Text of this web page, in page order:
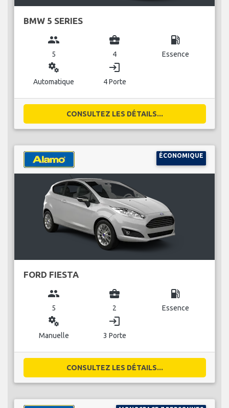
BMW 5 SERIES
group
5
business_center
4
local_gas_station
Essence
miscellaneous_services
Automatique
login
4 Porte
CONSULTEZ LES DÉTAILS...
ÉCONOMIQUE
FORD FIESTA
group
5
business_center
2
local_gas_station
Essence
miscellaneous_services
Manuelle
login
3 Porte
CONSULTEZ LES DÉTAILS...